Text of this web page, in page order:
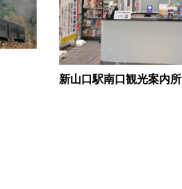
新山口駅南口観光案内所